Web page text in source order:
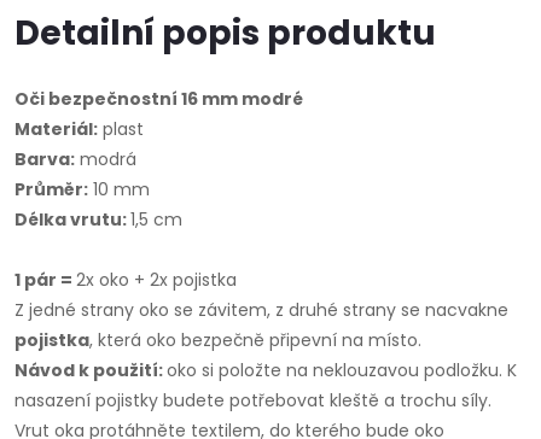
Detailní popis produktu
Oči bezpečnostní 16 mm modré
Materiál: plast
Barva: modrá
Průměr: 10 mm
Délka vrutu:1,5 cm
1 pár = 2x oko + 2x pojistka
Z jedné strany oko se závitem, z druhé strany se nacvakne
pojistka, která oko bezpečně připevní na místo.
Návod k použití:oko si položte na neklouzavou podložku. K
nasazení pojistky budete potřebovat kleště a trochu síly.
Vrut oka protáhněte textilem, do kterého bude oko